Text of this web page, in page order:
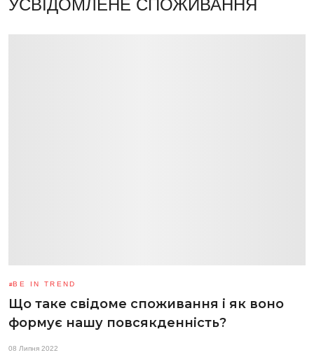
УСВІДОМЛЕНЕ СПОЖИВАННЯ
BE IN TREND
Що таке свідоме споживання і як воно
формує нашу повсякденність?
08 Липня 2022